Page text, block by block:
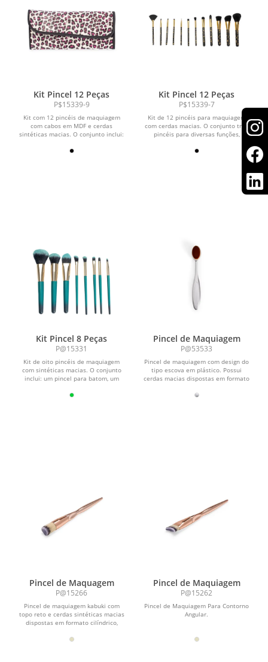
Kit Pincel 12 Peças
P$15339-9
Kit com 12 pincéis de maquiagem
com cabos em MDF e cerdas
sintéticas macias. O conjunto inclui:
Kit Pincel 12 Peças
P$15339-7
Kit de 12 pincéis para maquiagem
com cerdas macias. O conjunto traz
pincéis para diversas funções,
Kit Pincel 8 Peças
P@15331
Kit de oito pincéis de maquiagem
com sintéticas macias. O conjunto
inclui: um pincel para batom, um
Pincel de Maquiagem
P@53533
Pincel de maquiagem com design do
tipo escova em plástico. Possui
cerdas macias dispostas em formato
Pincel de Maquagem
P@15266
Pincel de maquiagem kabuki com
topo reto e cerdas sintéticas macias
dispostas em formato cilíndrico,
Pincel de Maquiagem
P@15262
Pincel de Maquiagem Para Contorno
Angular.